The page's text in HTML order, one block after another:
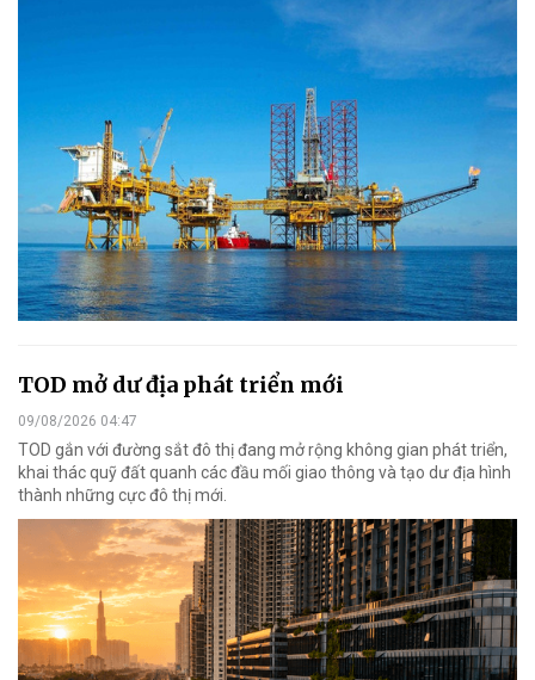
TOD mở dư địa phát triển mới
09/08/2026 04:47
TOD gắn với đường sắt đô thị đang mở rộng không gian phát triển,
khai thác quỹ đất quanh các đầu mối giao thông và tạo dư địa hình
thành những cực đô thị mới.